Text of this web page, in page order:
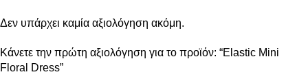
Δεν υπάρχει καμία αξιολόγηση ακόμη.
Κάνετε την πρώτη αξιολόγηση για το προϊόν: “Elastic Mini
Floral Dress”